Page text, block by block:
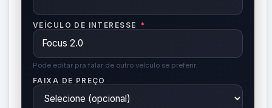
VEÍCULO DE INTERESSE *
Pode editar pra falar de outro veículo se preferir.
FAIXA DE PREÇO